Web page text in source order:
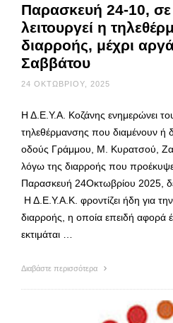
Παρασκευή 24-10, σε
λειτουργεί η
διαρροής, μέχρι
Σαββάτου
24 ΟΚΤΩΒΡΊΟΥ, 2025
Η Δ.Ε.Υ.Α. Κοζάνης ενημερώνει
τηλεθέρμανσης που διαμένουν ή
οδούς Γράμμου, Μ. Κυρατσού,
λόγω της διαρροής που
Παρασκευή 24Οκτωβρίου 2025,
Η Δ.Ε.Υ.Α.Κ. φροντίζει ήδη για
διαρροής, η οποία επειδή αφορά
εκτιμάται …
Διαβάστε περισσότερα